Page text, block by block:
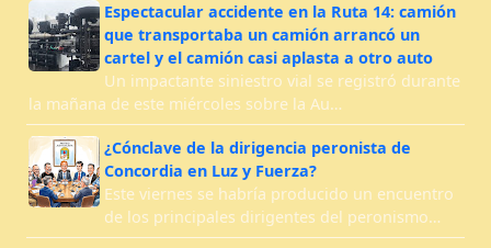
Espectacular accidente en la Ruta 14: camión
que transportaba un camión arrancó un
cartel y el camión casi aplasta a otro auto
Un impactante siniestro vial se registró durante
la mañana de este miércoles sobre la Au…
¿Cónclave de la dirigencia peronista de
Concordia en Luz y Fuerza?
Este viernes se habría producido un encuentro
de los principales dirigentes del peronismo…